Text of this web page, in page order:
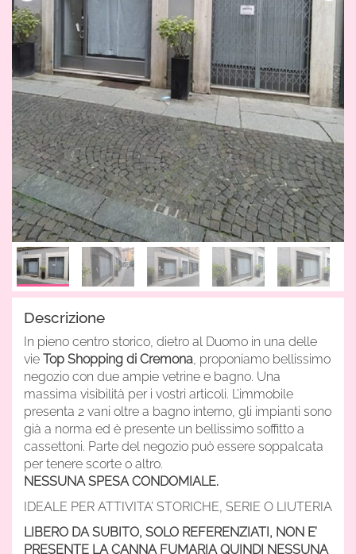
Descrizione
In pieno centro storico, dietro al Duomo in una delle
vie Top Shopping di Cremona , proponiamo bellissimo
negozio con due ampie vetrine e bagno. Una
massima visibilità per i vostri articoli. L’immobile
presenta 2 vani oltre a bagno interno, gli impianti sono
già a norma ed è presente un bellissimo soffitto a
cassettoni. Parte del negozio può essere soppalcata
per tenere scorte o altro.
NESSUNA SPESA CONDOMIALE.
IDEALE PER ATTIVITA’ STORICHE, SERIE O LIUTERIA
LIBERO DA SUBITO, SOLO REFERENZIATI, NON E’
PRESENTE LA CANNA FUMARIA QUINDI NESSUNA